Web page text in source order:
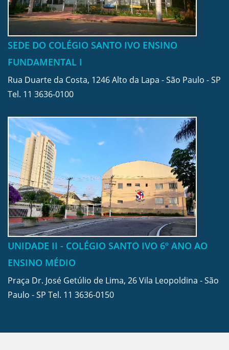
SEDE DO COLÉGIO SANTO IVO ENSINO
FUNDAMENTAL I
Rua Duarte da Costa, 1246 Alto da Lapa - São Paulo - SP
Tel. 11 3636-0100
UNIDADE II - COLÉGIO SANTO IVO 6º ANO AO
ENSINO MÉDIO
Praça Dr. José Getúlio de Lima, 26 Vila Leopoldina - São
Paulo - SP Tel. 11 3636-0150